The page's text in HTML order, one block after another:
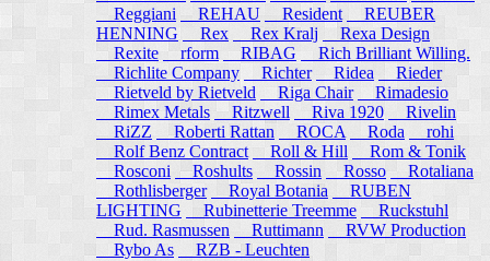
Reggiani
REHAU Resident
REUBER
HENNING
Rex Rex Kralj
Rexa Design
Rexite
rform RIBAG
Rich Brilliant Willing.
Richlite Company
Richter Ridea
Rieder
Rietveld by Rietveld
Riga Chair
Rimadesio
Rimex Metals
Ritzwell Riva 1920
Rivelin
RiZZ
Roberti Rattan ROCA Roda
rohi
Rolf Benz Contract
Roll & Hill
Rom & Tonik
Rosconi Roshults Rossin Rosso
Rotaliana
Rothlisberger
Royal Botania
RUBEN
LIGHTING
Rubinetterie Treemme
Ruckstuhl
Rud. Rasmussen
Ruttimann
RVW Production
Rybo As
RZB - Leuchten